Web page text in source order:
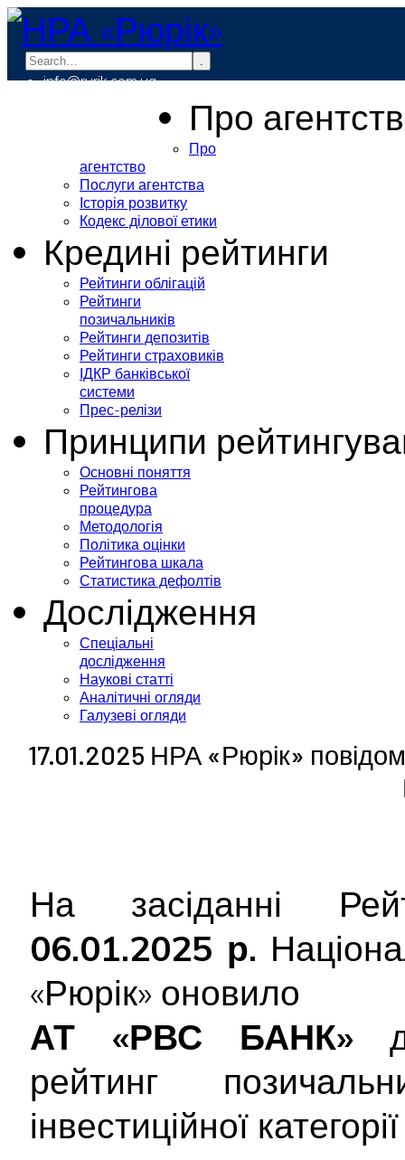
.
info@rurik.com.ua
Про
Про
агентство
Послуги агентства
Історія розвитку
Кодекс ділової етики
Кредині рейтинги
Рейтинги облігацій
Рейтинги
позичальників
Рейтинги депозитів
Рейтинги страховиків
ІДКР банківської
системи
Прес-релізи
Принципи
Основні поняття
Рейтингова
процедура
Методологія
Політика оцінки
Рейтингова шкала
Статистика дефолтів
Дослідження
Спеціальні
дослідження
Наукові статті
Аналітичні огляди
Галузеві огляди
17.01.2025 НРА «Рюрік»
На засіданні
06.01.2025 р.
«Рюрік» оновило
АТ «РВС БАНК»
рейтинг
інвестиційної